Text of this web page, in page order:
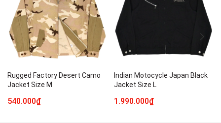
Rugged Factory Desert Camo
Jacket Size M
540.000₫
Indian Motocycle Japan Black
Jacket Size L
1.990.000₫